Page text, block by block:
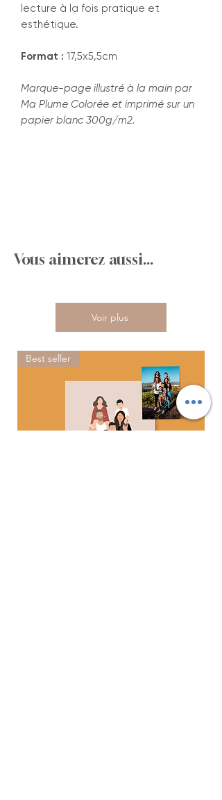
lecture à la fois pratique et
esthétique.
Format : 17,5x5,5cm
Marque-page illustré à la main par
Ma Plume Colorée et imprimé sur un
papier blanc 300g/m2.
Vous aimerez aussi...
Voir plus
Best seller